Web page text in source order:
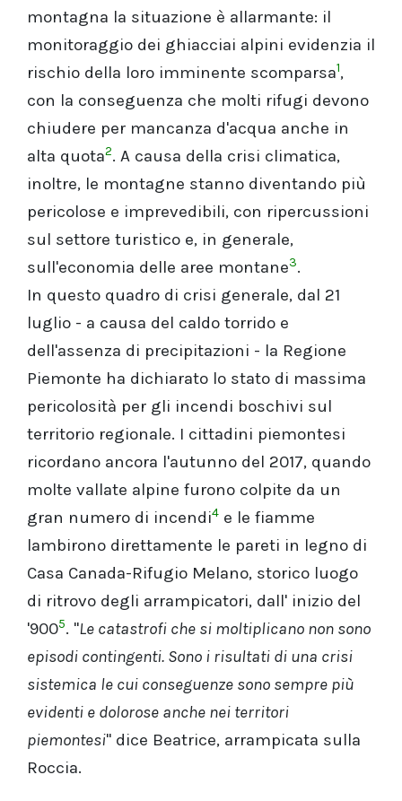
montagna la situazione è allarmante: il
monitoraggio dei ghiacciai alpini evidenzia il
rischio della loro imminente scomparsa1,
con la conseguenza che molti rifugi devono
chiudere per mancanza d'acqua anche in
alta quota2. A causa della crisi climatica,
inoltre, le montagne stanno diventando più
pericolose e imprevedibili, con ripercussioni
sul settore turistico e, in generale,
sull'economia delle aree montane3.
In questo quadro di crisi generale, dal 21
luglio - a causa del caldo torrido e
dell'assenza di precipitazioni - la Regione
Piemonte ha dichiarato lo stato di massima
pericolosità per gli incendi boschivi sul
territorio regionale. I cittadini piemontesi
ricordano ancora l'autunno del 2017, quando
molte vallate alpine furono colpite da un
gran numero di incendi4 e le fiamme
lambirono direttamente le pareti in legno di
Casa Canada-Rifugio Melano, storico luogo
di ritrovo degli arrampicatori, dall' inizio del
'9005. "Le catastrofi che si moltiplicano non sono
episodi contingenti. Sono i risultati di una crisi
sistemica le cui conseguenze sono sempre più
evidenti e dolorose anche nei territori
piemontesi" dice Beatrice, arrampicata sulla
Roccia.